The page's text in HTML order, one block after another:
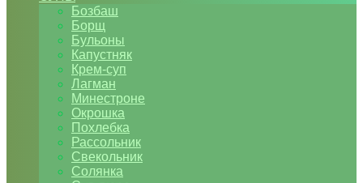
Бозбаш
Борщ
Бульоны
Капустняк
Крем-суп
Лагман
Минестроне
Окрошка
Похлебка
Рассольник
Свекольник
Солянка